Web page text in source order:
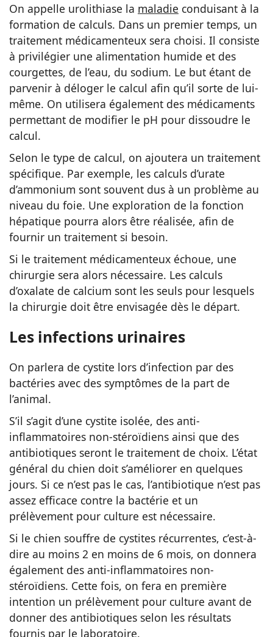
On appelle urolithiase la maladie conduisant à la
formation de calculs. Dans un premier temps, un
traitement médicamenteux sera choisi. Il consiste
à privilégier une alimentation humide et des
courgettes, de l’eau, du sodium. Le but étant de
parvenir à déloger le calcul afin qu’il sorte de lui-
même. On utilisera également des médicaments
permettant de modifier le pH pour dissoudre le
calcul.
Selon le type de calcul, on ajoutera un traitement
spécifique. Par exemple, les calculs d’urate
d’ammonium sont souvent dus à un problème au
niveau du foie. Une exploration de la fonction
hépatique pourra alors être réalisée, afin de
fournir un traitement si besoin.
Si le traitement médicamenteux échoue, une
chirurgie sera alors nécessaire. Les calculs
d’oxalate de calcium sont les seuls pour lesquels
la chirurgie doit être envisagée dès le départ.
Les infections urinaires
On parlera de cystite lors d’infection par des
bactéries avec des symptômes de la part de
l’animal.
S’il s’agit d’une cystite isolée, des anti-
inflammatoires non-stéroïdiens ainsi que des
antibiotiques seront le traitement de choix. L’état
général du chien doit s’améliorer en quelques
jours. Si ce n’est pas le cas, l’antibiotique n’est pas
assez efficace contre la bactérie et un
prélèvement pour culture est nécessaire.
Si le chien souffre de cystites récurrentes, c’est-à-
dire au moins 2 en moins de 6 mois, on donnera
également des anti-inflammatoires non-
stéroïdiens. Cette fois, on fera en première
intention un prélèvement pour culture avant de
donner des antibiotiques selon les résultats
fournis par le laboratoire.